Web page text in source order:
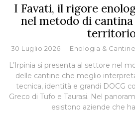
I Favati, il rigore
nel metodo di
30 Luglio 2026 Enologia & Cantine
L’Irpinia si presenta al settore nel
delle cantine che meglio
tecnica, identità e grandi DOCG
Greco di Tufo e Taurasi. Nel
esistono aziende che